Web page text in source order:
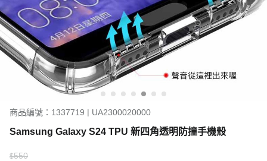
商品編號：1337719 | UA2300020000
Samsung Galaxy S24 TPU 新四角透明防撞手機殼
$550